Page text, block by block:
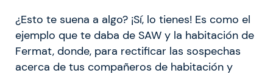
¿Esto te suena a algo? ¡Sí, lo tienes! Es como el
ejemplo que te daba de SAW y la habitación de
Fermat, donde, para rectificar las sospechas
acerca de tus compañeros de habitación y